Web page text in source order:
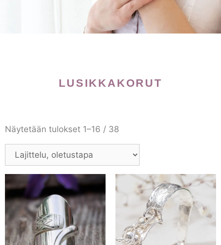
LUSIKKAKORUT
Näytetään tulokset 1–16 / 38